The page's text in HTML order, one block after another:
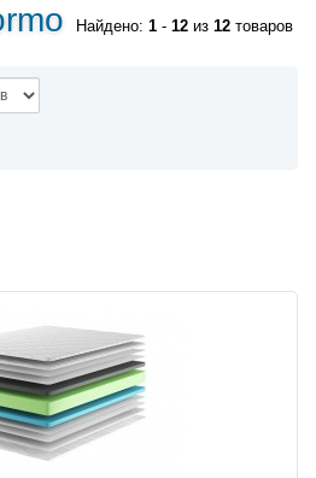
Найдено: 1 - 12 из 12 товаров